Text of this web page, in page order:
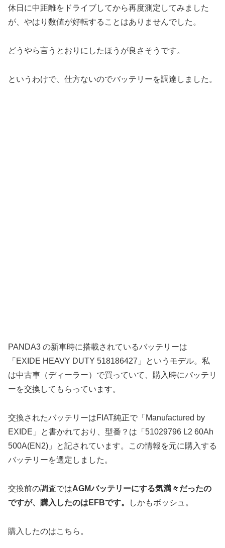
休日に中距離をドライブしてから再度測定してみました
が、やはり数値が好転することはありませんでした。
どうやら言うとおりにしたほうが良さそうです。
というわけで、仕方ないのでバッテリーを調達しました。
PANDA3 の新車時に搭載されているバッテリーは
「EXIDE HEAVY DUTY 518186427」というモデル。私
は中古車（ディーラー）で買っていて、購入時にバッテリ
ーを交換してもらっています。
交換されたバッテリーはFIAT純正で「Manufactured by
EXIDE」と書かれており、型番？は「51029796 L2 60Ah
500A(EN2)」と記されています。この情報を元に購入する
バッテリーを選定しました。
交換前の調査ではAGMバッテリーにする気満々だったの
ですが、購入したのはEFBです。
しかもボッシュ。
購入したのはこちら。